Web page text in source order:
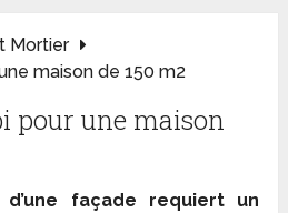
Mortier
maison de 150 m2
pour une maison
façade requiert un